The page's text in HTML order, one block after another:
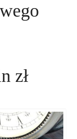
zł